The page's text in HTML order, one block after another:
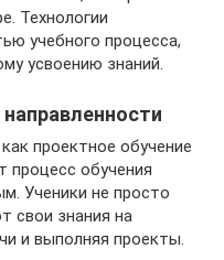
Технологии
учебного процесса,
усвоению знаний.
проектное обучение
процесс обучения
Ученики не просто
свои знания на
и выполняя проекты.